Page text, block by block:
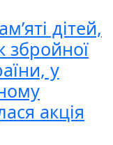
дітей,
збройної
у
акція